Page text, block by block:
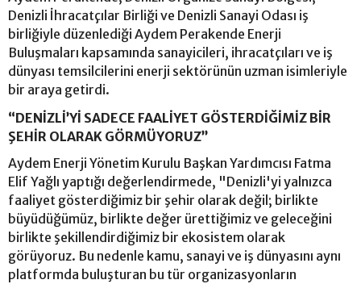
Denizli İhracatçılar Birliği ve Denizli Sanayi Odası iş
birliğiyle düzenlediği Aydem Perakende Enerji
Buluşmaları kapsamında sanayicileri, ihracatçıları ve iş
dünyası temsilcilerini enerji sektörünün uzman isimleriyle
bir araya getirdi.
“DENİZLİ’Yİ SADECE FAALİYET GÖSTERDİĞİMİZ BİR
ŞEHİR OLARAK GÖRMÜYORUZ”
Aydem Enerji Yönetim Kurulu Başkan Yardımcısı Fatma
Elif Yağlı yaptığı değerlendirmede, "Denizli'yi yalnızca
faaliyet gösterdiğimiz bir şehir olarak değil; birlikte
büyüdüğümüz, birlikte değer ürettiğimiz ve geleceğini
birlikte şekillendirdiğimiz bir ekosistem olarak
görüyoruz. Bu nedenle kamu, sanayi ve iş dünyasını aynı
platformda buluşturan bu tür organizasyonların